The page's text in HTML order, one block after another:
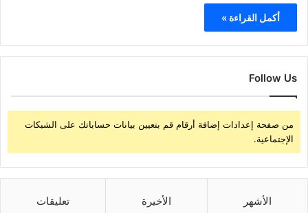
أكمل القراءة »
Follow Us
من صفحة إعدادات إضافة أرقام قم بتعيين بيانات حساباتك على الشبكات
الإجتماعية.
الأشهر الأخيرة تعليقات